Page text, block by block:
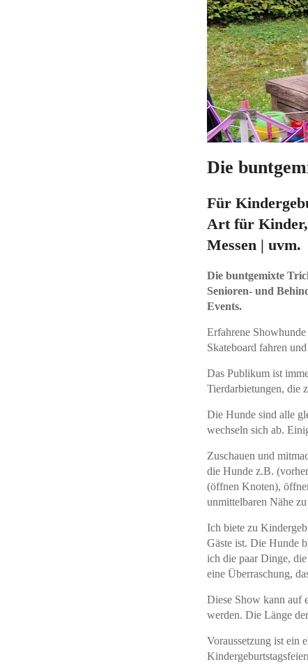
Die
Für
Art für Kinder,
Messen |
Die buntgemixte
Senioren- und
Events.
Erfahrene
Skateboard fahren
Das Publikum ist
Tierdarbietungen, die
Die Hunde sind alle
wechseln sich ab.
Zuschauen und
die Hunde z.B.
(öffnen Knoten),
unmittelbaren Nähe
Ich biete zu
Gäste ist. Die Hunde
ich die paar Dinge,
eine Überraschung,
Diese Show kann auf
werden. Die Länge
Voraussetzung ist ein